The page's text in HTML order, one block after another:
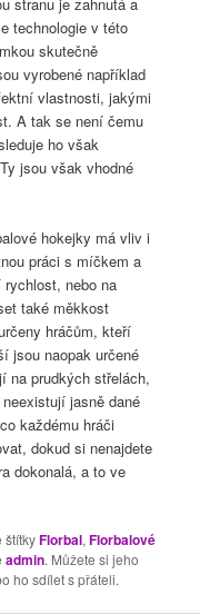
technologie v této
skutečně
vyrobené například
vlastnosti, jakými
A tak se není čemu
ho však
jsou však vhodné
hokejky má vliv i
práci s míčkem a
nebo na
také měkkost
hráčům, kteří
jsou naopak určené
na prudkých střelách,
jasně dané
každému hráči
dokud si nenajdete
dokonalá, a to ve
štítkyFlorbal,Florbalové
admin. Můžete si jeho
ho sdílet s přáteli.